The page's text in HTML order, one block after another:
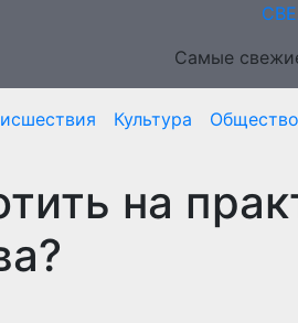
Самые
Культура Общество
на